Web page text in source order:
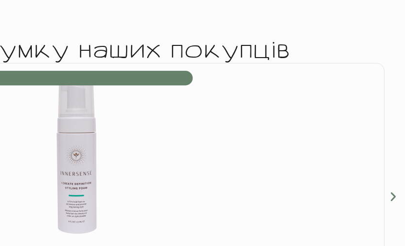
наших покупців